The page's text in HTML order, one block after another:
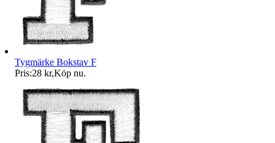
Tygmärke Bokstav F
Pris:28 kr,Köp nu.